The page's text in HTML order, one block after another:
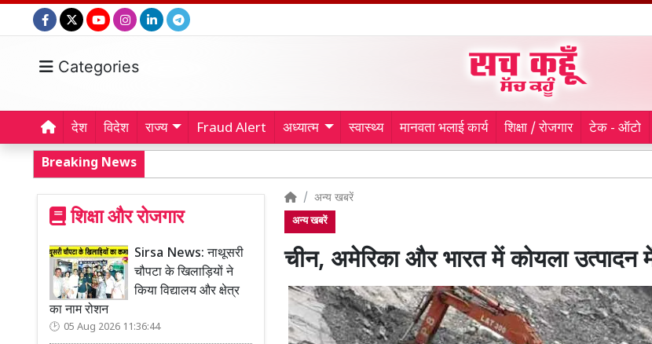
Categories
देश विदेश राज्य Fraud Alert अध्यात्म स्वास्थ्य मानवता भलाई कार्य शिक्षा / रोजगार टेक - ऑटो
Breaking News
शिक्षा और रोजगार
Sirsa News: नाथूसरी
चौपटा के खिलाड़ियों ने
किया विद्यालय और क्षेत्र
का नाम रोशन
05 Aug 2026 11:36:44
अन्य खबरें
अन्य खबरें
चीन, अमेरिका और भारत में कोयला उत्पादन